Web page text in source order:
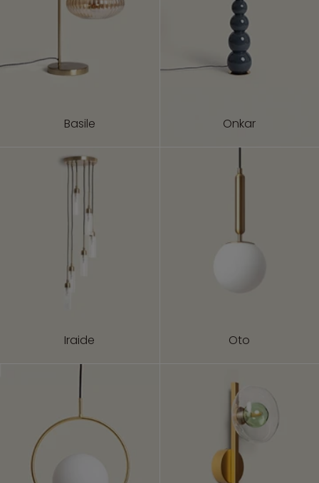
Basile Onkar
Iraide Oto